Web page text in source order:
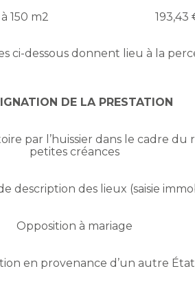
150 m2 193,43
ci-dessous donnent lieu à la
DE LA PRESTATION
par l’huissier dans le cadre du
petites créances
description des lieux (saisie
Opposition à mariage
en provenance d’un autre État